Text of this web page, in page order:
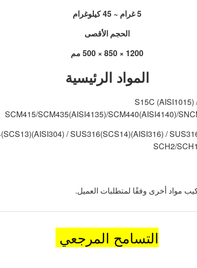
5 غرام ~ 45 كيلوغرام
الحجم الأقصى
1200 × 850 × 500 مم
المواد الرئيسية
S15C (AISI1015)
SCM415/SCM435(AISI4135)/SCM440(AISI4140)/
/ SUS316(SCS14)(AISI316) /
SCH2/
مواد أخرى وفقًا لمتطلبات العميل.
التسامح المرجعي